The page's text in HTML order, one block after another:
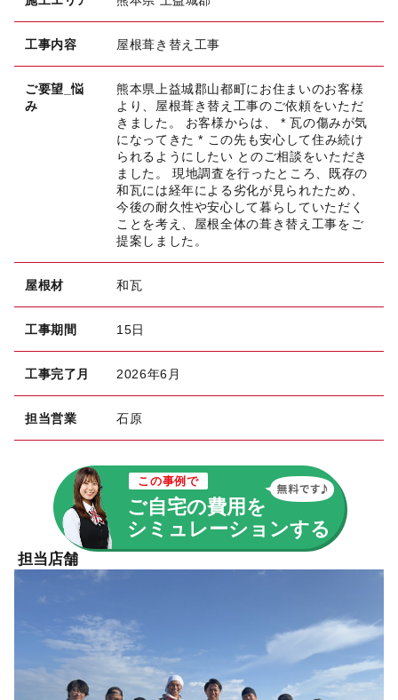
工事内容 屋根葺き替え工事
ご要望_悩
み
熊本県上益城郡山都町にお住まいのお客様
より、屋根葺き替え工事のご依頼をいただ
きました。 お客様からは、 * 瓦の傷みが気
になってきた * この先も安心して住み続け
られるようにしたい とのご相談をいただき
ました。 現地調査を行ったところ、既存の
和瓦には経年による劣化が見られたため、
今後の耐久性や安心して暮らしていただく
ことを考え、屋根全体の葺き替え工事をご
提案しました。
屋根材 和瓦
工事期間 15日
工事完了月 2026年6月
担当営業 石原
この事例で
ご自宅の費用を
シミュレーションする
担当店舗